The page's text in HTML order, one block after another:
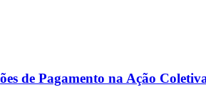
de Pagamento na Ação